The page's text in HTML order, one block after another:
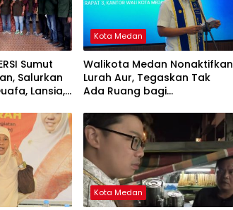
Sumut
Salurkan
Lansia,
Kota Medan
Walikota Medan Nonaktifkan
Lurah Aur, Tegaskan Tak
Ada Ruang bagi
Kota Medan